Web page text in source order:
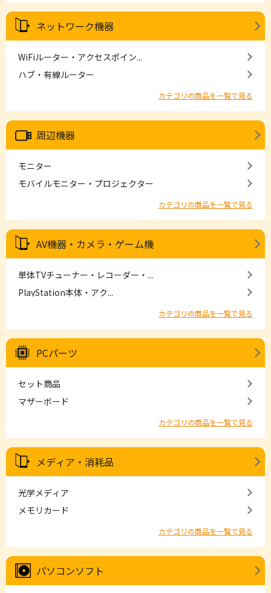
ネットワーク機器
WiFiルーター・アクセスポイン...
ハブ・有線ルーター
カテゴリの商品を一覧で見る
周辺機器
モニター
モバイルモニター・プロジェクター
カテゴリの商品を一覧で見る
AV機器・カメラ・ゲーム機
単体TVチューナー・レコーダー・...
PlayStation本体・アク...
カテゴリの商品を一覧で見る
PCパーツ
セット商品
マザーボード
カテゴリの商品を一覧で見る
メディア・消耗品
光学メディア
メモリカード
カテゴリの商品を一覧で見る
パソコンソフト